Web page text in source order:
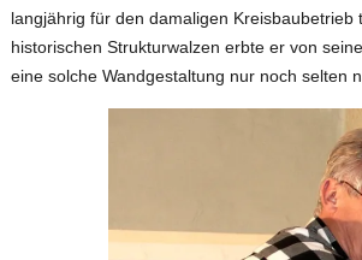
langjährig für den damaligen
historischen Strukturwalzen erbte er von
eine solche Wandgestaltung nur noch selten